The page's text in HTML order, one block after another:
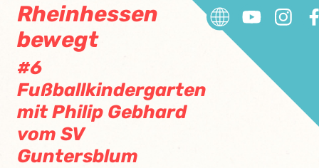
Rheinhessen
bewegt
#6
Fußballkindergarten
mit Philip Gebhard
vom SV
Guntersblum